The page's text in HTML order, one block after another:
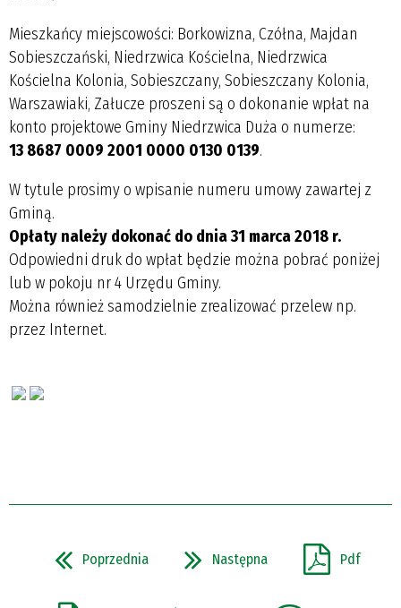
Mieszkańcy miejscowości: Borkowizna, Czółna, Majdan
Sobieszczański, Niedrzwica Kościelna, Niedrzwica
Kościelna Kolonia, Sobieszczany, Sobieszczany Kolonia,
Warszawiaki, Załucze proszeni są o dokonanie wpłat na
konto projektowe Gminy Niedrzwica Duża o numerze:
13 8687 0009 2001 0000 0130 0139.
W tytule prosimy o wpisanie numeru umowy zawartej z
Gminą.
Opłaty należy dokonać do dnia 31 marca 2018 r.
Odpowiedni druk do wpłat będzie można pobrać poniżej
lub w pokoju nr 4 Urzędu Gminy.
Można również samodzielnie zrealizować przelew np.
przez Internet.
Poprzednia Następna Pdf